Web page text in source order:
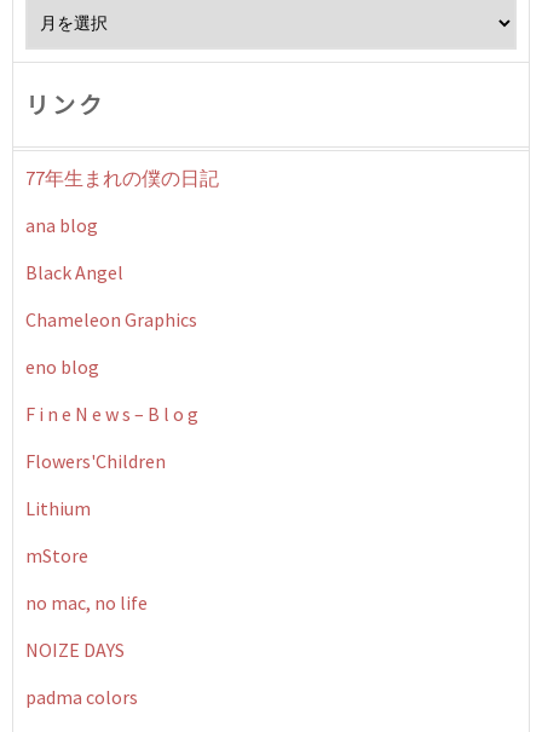
リンク
77年生まれの僕の日記
ana blog
Black Angel
Chameleon Graphics
eno blog
F i n e N e w s – B l o g
Flowers'Children
Lithium
mStore
no mac, no life
NOIZE DAYS
padma colors